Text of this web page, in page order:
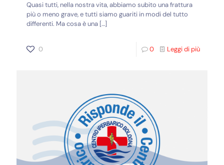
Quasi tutti, nella nostra vita, abbiamo subito una frattura
più o meno grave, e tutti siamo guariti in modi del tutto
differenti. Ma cosa è una […]
0 0 Leggi di più